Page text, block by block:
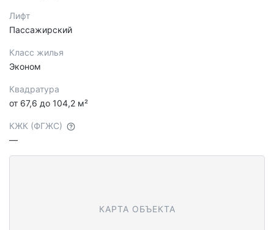
Лифт
Пассажирский
Класс жилья
Эконом
Квадратура
от 67,6 до 104,2 м²
КЖК (ФГЖС)
—
КАРТА ОБЪЕКТА